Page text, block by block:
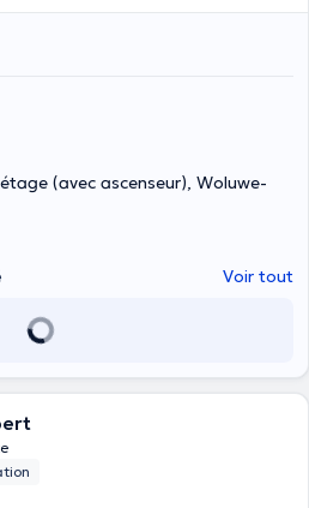
(avec ascenseur), Woluwe-
Voir tout